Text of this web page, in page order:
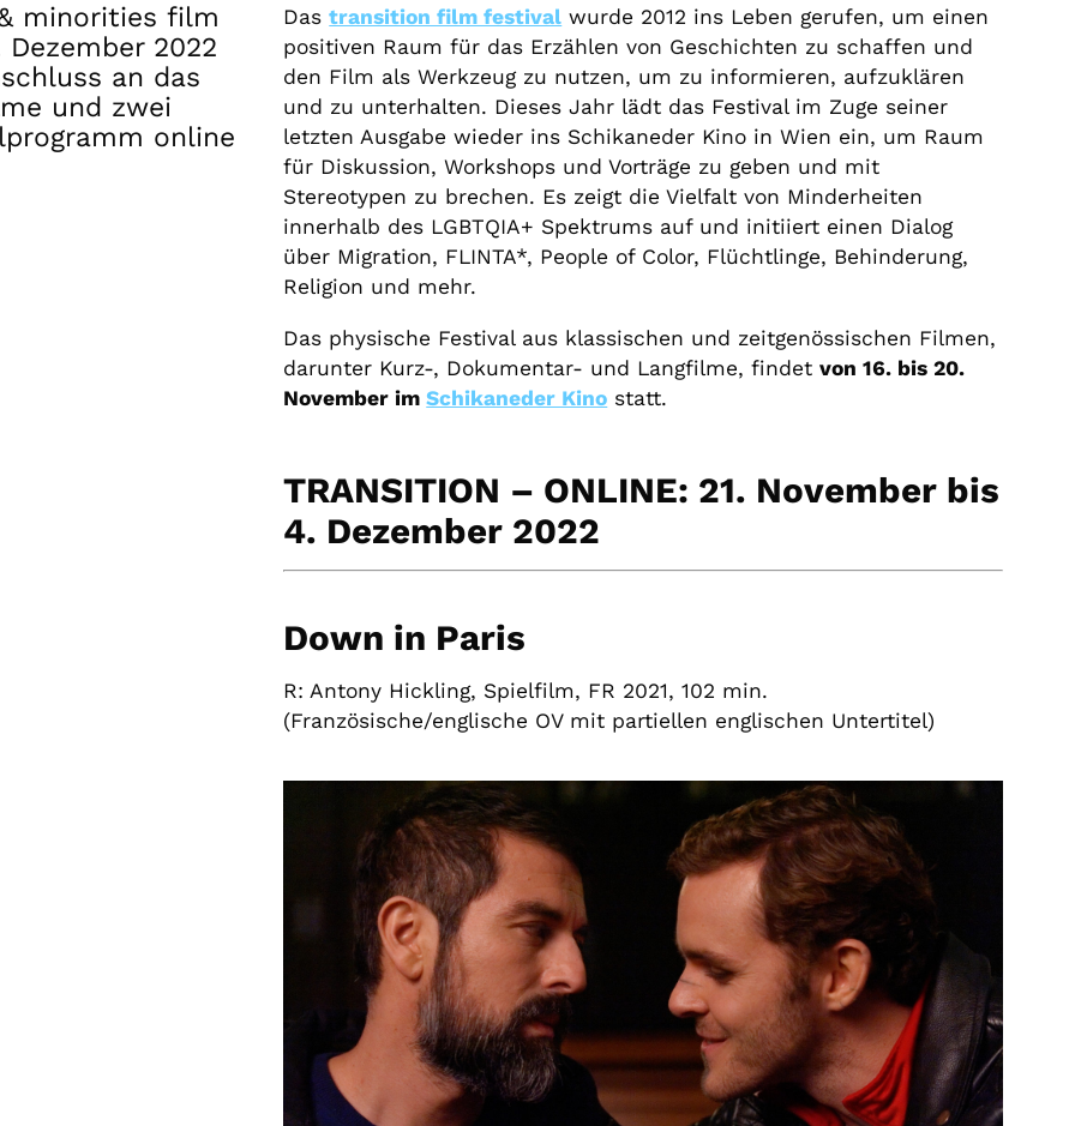
minorities film
2022
an das
und zwei
online
Dastransition film festival wurde 2012 ins Leben gerufen, um einen
positiven Raum für das Erzählen von Geschichten zu schaffen und
den Film als Werkzeug zu nutzen, um zu informieren, aufzuklären
und zu unterhalten. Dieses Jahr lädt das Festival im Zuge seiner
letzten Ausgabe wieder ins Schikaneder Kino in Wien ein, um Raum
für Diskussion, Workshops und Vorträge zu geben und mit
Stereotypen zu brechen. Es zeigt die Vielfalt von Minderheiten
innerhalb des LGBTQIA+ Spektrums auf und initiiert einen Dialog
über Migration, FLINTA*, People of Color, Flüchtlinge, Behinderung,
Religion und mehr.
Das physische Festival aus klassischen und zeitgenössischen Filmen,
darunter Kurz-, Dokumentar- und Langfilme, findetvon 16. bis 20.
November imSchikaneder Kino statt.
TRANSITION – ONLINE: 21. November bis
4. Dezember 2022
Down in Paris
R: Antony Hickling, Spielfilm, FR 2021, 102 min.
(Französische/englische OV mit partiellen englischen Untertitel)